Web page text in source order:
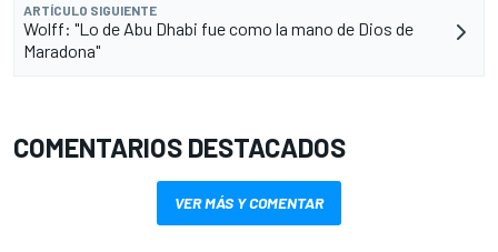
ARTÍCULO SIGUIENTE
Wolff: "Lo de Abu Dhabi fue como la mano de Dios de
Maradona"
COMENTARIOS DESTACADOS
VER MÁS Y COMENTAR